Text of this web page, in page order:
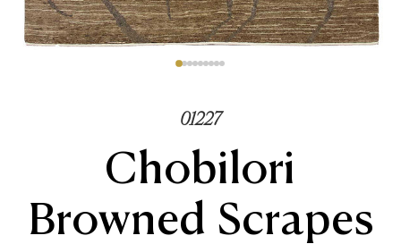
01227
Chobilori
Browned Scrapes